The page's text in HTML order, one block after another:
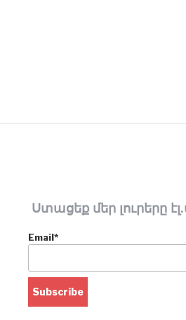
Ստացեք մեր լուրերը
Email*